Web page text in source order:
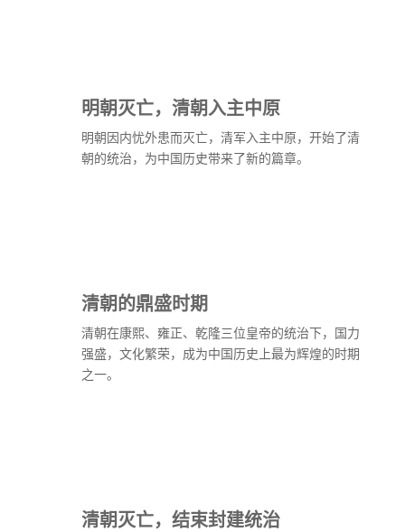
明朝灭亡，清朝入主中原
明朝因内忧外患而灭亡，清军入主中原，开始了清
朝的统治，为中国历史带来了新的篇章。
清朝的鼎盛时期
清朝在康熙、雍正、乾隆三位皇帝的统治下，国力
强盛，文化繁荣，成为中国历史上最为辉煌的时期
之一。
清朝灭亡，结束封建统治